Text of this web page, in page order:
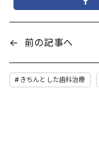
← 前の記事へ
きちんとした歯科治療